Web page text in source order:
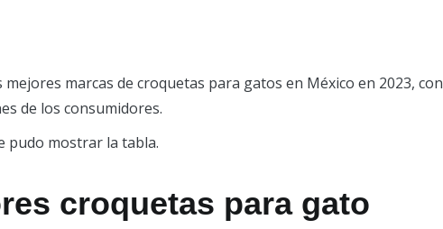
marcas de croquetas para gatos en México en 2023, con
de los consumidores.
pudo mostrar la tabla.
croquetas para gato